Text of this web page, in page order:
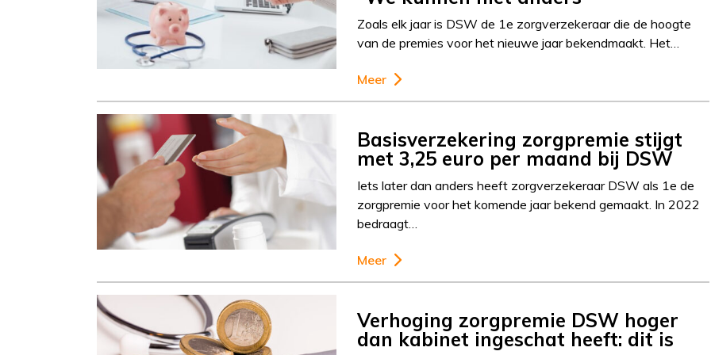
Zoals elk jaar is DSW de 1e zorgverzekeraar die de hoogte
van de premies voor het nieuwe jaar bekendmaakt. Het…
Meer
Basisverzekering zorgpremie stijgt
met 3,25 euro per maand bij DSW
Iets later dan anders heeft zorgverzekeraar DSW als 1e de
zorgpremie voor het komende jaar bekend gemaakt. In 2022
bedraagt…
Meer
Verhoging zorgpremie DSW hoger
dan kabinet ingeschat heeft: dit is